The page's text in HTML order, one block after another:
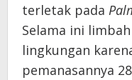
terletak pada
Selama ini
lingkungan
pemanasannya